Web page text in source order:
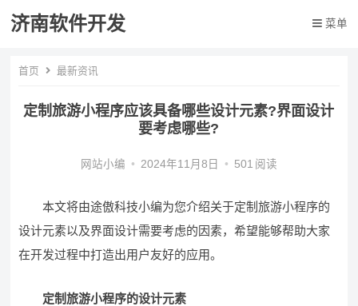
济南软件开发 菜单
首页 最新资讯
定制旅游小程序应该具备哪些设计元素?界面设计
要考虑哪些?
网站小编 • 2024年11月8日 • 501 阅读
本文将由途傲科技小编为您介绍关于定制旅游小程序的
设计元素以及界面设计需要考虑的因素，希望能够帮助大家
在开发过程中打造出用户友好的应用。
定制旅游小程序的设计元素